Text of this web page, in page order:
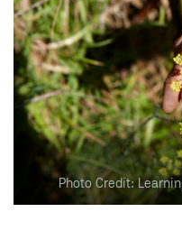
Photo Credit: